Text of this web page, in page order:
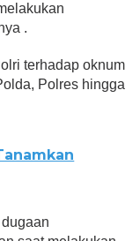
.
terhadap oknum
Polres hingga